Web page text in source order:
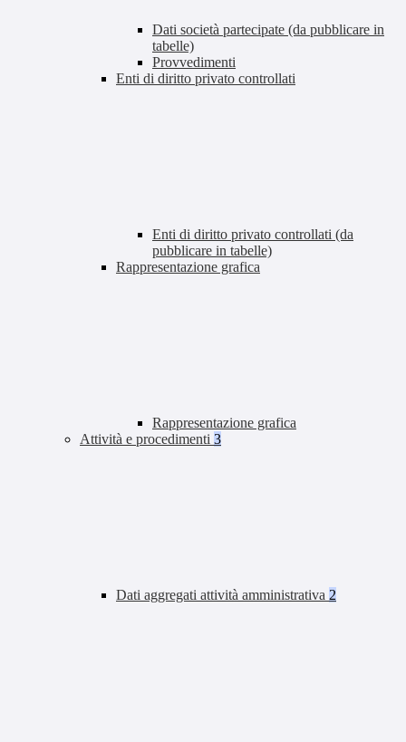
Dati società partecipate (da pubblicare in
tabelle)
Provvedimenti
Enti di diritto privato controllati
Enti di diritto privato controllati (da
pubblicare in tabelle)
Rappresentazione grafica
Rappresentazione grafica
Attività e procedimenti 3
Dati aggregati attività amministrativa 2